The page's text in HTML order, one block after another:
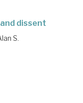
dissent
S.